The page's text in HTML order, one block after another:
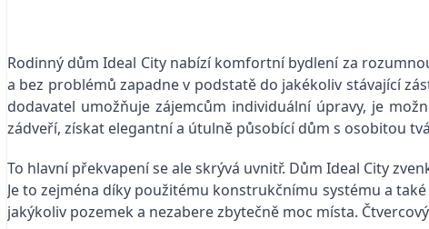
Rodinný dům Ideal City nabízí komfortní bydlení za
a bez problémů zapadne v podstatě do jakékoliv stávající
dodavatel umožňuje zájemcům individuální úpravy, je
zádveří, získat elegantní a útulně působící dům s osobitou
To hlavní překvapení se ale skrývá uvnitř. Dům Ideal City
Je to zejména díky použitému konstrukčnímu systému a
jakýkoliv pozemek a nezabere zbytečně moc místa.